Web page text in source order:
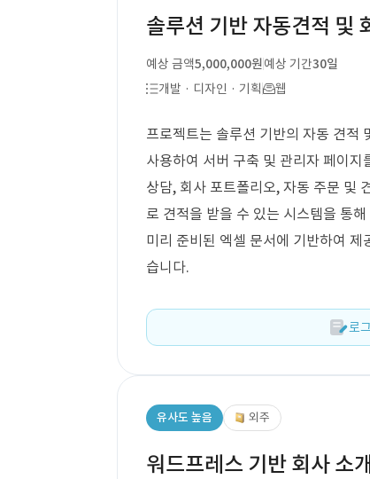
솔루션 기반 자동견적 및
예상 금액5,000,000원예상 기간30일
개발 · 디자인 · 기획
웹
프로젝트는 솔루션 기반의 자동 견적
사용하여 서버 구축 및 관리자 페이
상담, 회사 포트폴리오, 자동 주문 및
로 견적을 받을 수 있는 시스템을 통
미리 준비된 엑셀 문서에 기반하여
습니다.
로
유사도 높음 외주
워드프레스 기반 회사 소